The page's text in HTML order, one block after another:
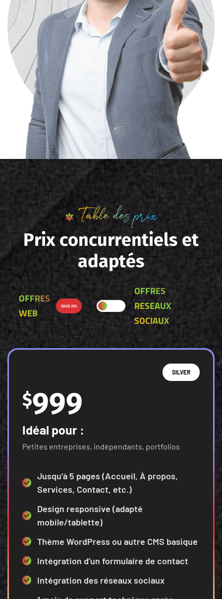
Table des prix
Prix concurrentiels et
adaptés
OFFRES
WEB
SAVE 25%
OFFRES
RESEAUX
SOCIAUX
SILVER
$999
Idéal pour :
Petites entreprises, indépendants, portfolios
Jusqu’à 5 pages (Accueil, À propos,
Services, Contact, etc.)
Design responsive (adapté
mobile/tablette)
Thème WordPress ou autre CMS basique
Intégration d’un formulaire de contact
Intégration des réseaux sociaux